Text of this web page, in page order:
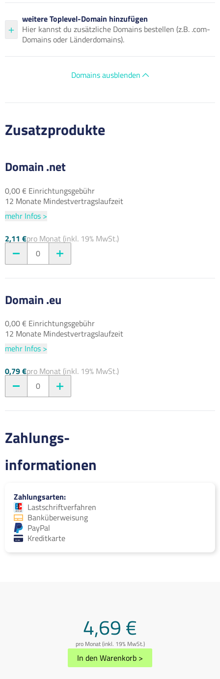
weitere Toplevel-Domain hinzufügen
Hier kannst du zusätzliche Domains bestellen (z.B. .com-
Domains oder Länderdomains).
Domains ausblenden
Zusatzprodukte
Domain .net
0,00 € Einrichtungsgebühr
12 Monate Mindestvertragslaufzeit
mehr Infos >
2,11 €pro Monat (inkl. 19% MwSt.)
0
Domain .eu
0,00 € Einrichtungsgebühr
12 Monate Mindestvertragslaufzeit
mehr Infos >
0,79 €pro Monat (inkl. 19% MwSt.)
0
Zahlungs-
informationen
Zahlungsarten
Lastschriftverfahren
Banküberweisung
PayPal
Kreditkarte
4,69 €
pro Monat (inkl. 19% MwSt.)
In den Warenkorb >